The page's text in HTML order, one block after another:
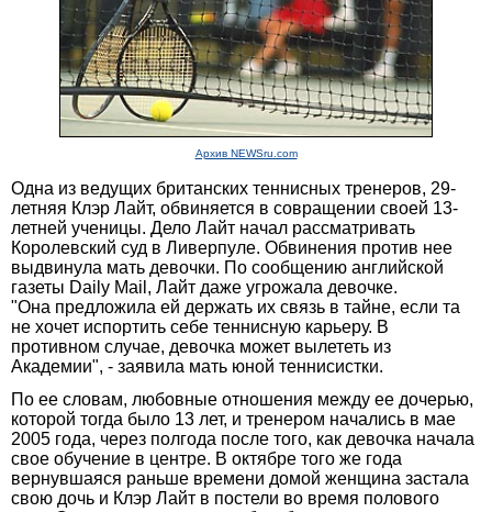
Архив NEWSru.com
Одна из ведущих британских теннисных тренеров, 29-
летняя Клэр Лайт, обвиняется в совращении своей 13-
летней ученицы. Дело Лайт начал рассматривать
Королевский суд в Ливерпуле. Обвинения против нее
выдвинула мать девочки. По сообщению английской
газеты Daily Mail, Лайт даже угрожала девочке.
"Она предложила ей держать их связь в тайне, если та
не хочет испортить себе теннисную карьеру. В
противном случае, девочка может вылететь из
Академии", - заявила мать юной теннисистки.
По ее словам, любовные отношения между ее дочерью,
которой тогда было 13 лет, и тренером начались в мае
2005 года, через полгода после того, как девочка начала
свое обучение в центре. В октябре того же года
вернувшаяся раньше времени домой женщина застала
свою дочь и Клэр Лайт в постели во время полового